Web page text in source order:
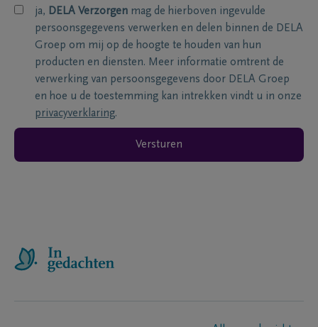
ja, DELA Verzorgen mag de hierboven ingevulde
persoonsgegevens verwerken en delen binnen de DELA
Groep om mij op de hoogte te houden van hun
producten en diensten. Meer informatie omtrent de
verwerking van persoonsgegevens door DELA Groep
en hoe u de toestemming kan intrekken vindt u in onze
privacyverklaring.
Versturen